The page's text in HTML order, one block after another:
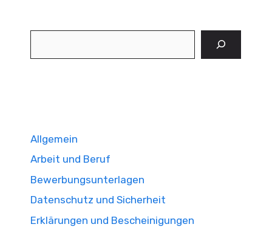
Allgemein
Arbeit und Beruf
Bewerbungsunterlagen
Datenschutz und Sicherheit
Erklärungen und Bescheinigungen